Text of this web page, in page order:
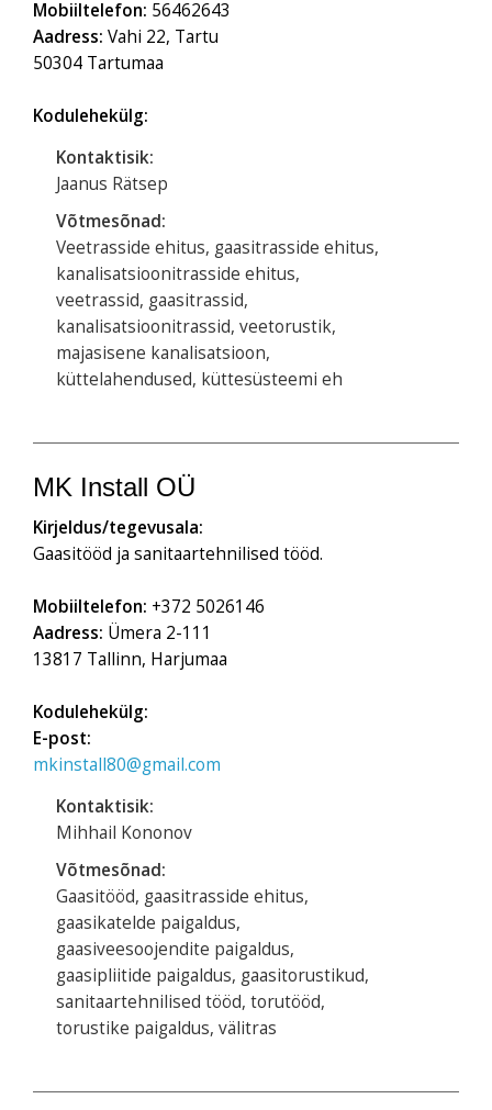
Mobiiltelefon: 56462643
Aadress: Vahi 22, Tartu
50304 Tartumaa
Kodulehekülg:
Kontaktisik:
Jaanus Rätsep
Võtmesõnad:
Veetrasside ehitus, gaasitrasside ehitus,
kanalisatsioonitrasside ehitus,
veetrassid, gaasitrassid,
kanalisatsioonitrassid, veetorustik,
majasisene kanalisatsioon,
küttelahendused, küttesüsteemi eh
MK Install OÜ
Kirjeldus/tegevusala:
Gaasitööd ja sanitaartehnilised tööd.
Mobiiltelefon: +372 5026146
Aadress: Ümera 2-111
13817 Tallinn, Harjumaa
Kodulehekülg:
E-post:
mkinstall80@gmail.com
Kontaktisik:
Mihhail Kononov
Võtmesõnad:
Gaasitööd, gaasitrasside ehitus,
gaasikatelde paigaldus,
gaasiveesoojendite paigaldus,
gaasipliitide paigaldus, gaasitorustikud,
sanitaartehnilised tööd, torutööd,
torustike paigaldus, välitras